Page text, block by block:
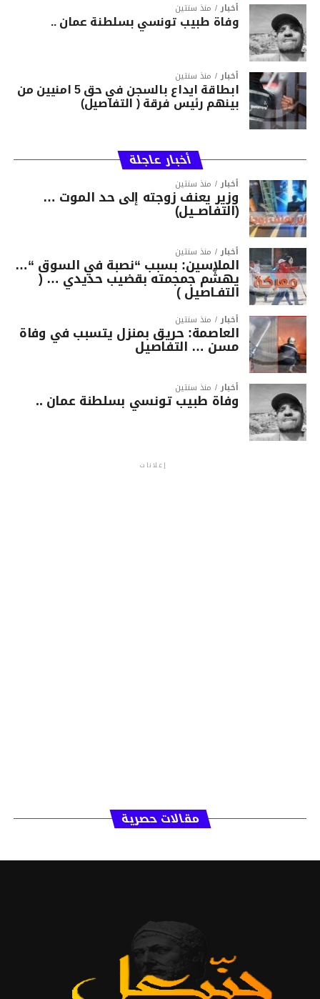
أخبار منذ سنتين
وفاة طبيب تونسي بسلطنة عمان ..
أخبار منذ سنتين
ابطاقة ايداع بالسجن في حق 5 امنيين من
بينهم رئيس فرقة ( التفاصيل)
أخبار عاجلة
أخبار منذ سنتين
وزير يعنف زوجته إلى حد الموت …
(التفاصــيل)
أخبار منذ سنتين
الملاسين: بسبب “نصبة في السوق “…
يهشّم جمجمته بقضيب حديدي … (
التفـاصيل )
أخبار منذ سنتين
العاصمة: حريق بمنزل يتسبب في وفاة
مسن … التفاصيل
أخبار منذ سنتين
وفاة طبيب تونسي بسلطنة عمان ..
إعلانات
مقالات حصرية